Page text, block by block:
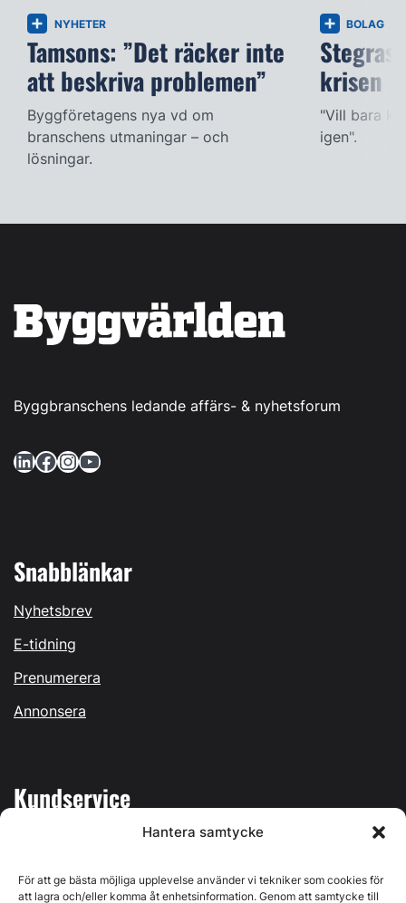
Hantera samtycke
För att ge bästa möjliga upplevelse använder vi tekniker som cookies för
att lagra och/eller komma åt enhetsinformation. Genom att samtycke till
NYHETER
Tamsons: ”Det räcker inte
att beskriva problemen”
Byggföretagens nya vd om
branschens utmaningar – och
lösningar.
BOLAG
krisen
"Vill bara
igen".
Byggbranschens ledande affärs- & nyhetsforum
LinkedIn Facebook InstagramYouTube
Snabblänkar
Nyhetsbrev
E-tidning
Prenumerera
Annonsera
Kundservice
Kontakta oss